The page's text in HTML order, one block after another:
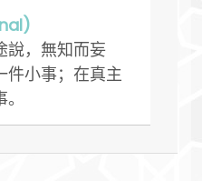
說，無知而妄
件小事；在真主